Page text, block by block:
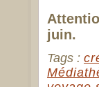
juin.
Tags :